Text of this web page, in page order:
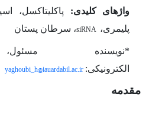
واژهای کلیدی:
پاکلی­تاکسل،
پلیمری، siRNA، سرطان پستان
*نویسنده
الکترونیکی: yaghoubi_h@iauardabil.ac.ir
مقدمه